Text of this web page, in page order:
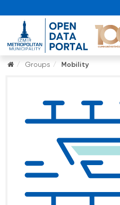
Groups Mobility